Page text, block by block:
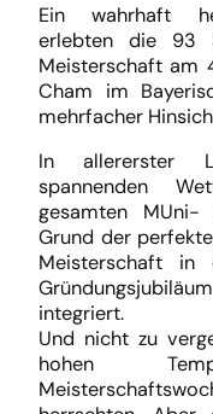
Ein wahrhaft
erlebten die 93
Meisterschaft am
Cham im
mehrfacher
In allererster
spannenden
gesamten MUni-
Grund der
Meisterschaft in
integriert.
Und nicht zu
hohen